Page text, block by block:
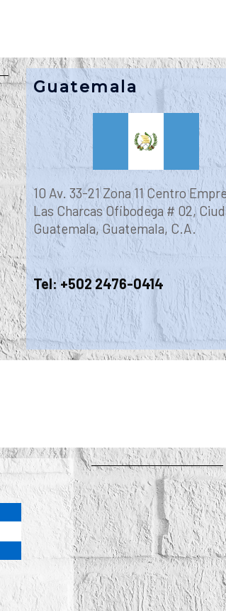
Guatemala
10 Av. 33-21 Zona 11 Centro
Las Charcas Ofibodega # 02,
Guatemala, Guatemala, C.A.
Tel: +502 2476-0414